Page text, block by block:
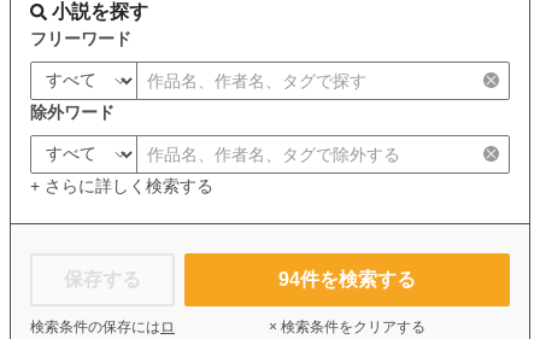
小説を探す
フリーワード
除外ワード
+ さらに詳しく検索する
保存する
検索条件の保存には ロ
94件を検索する
× 検索条件をクリアする